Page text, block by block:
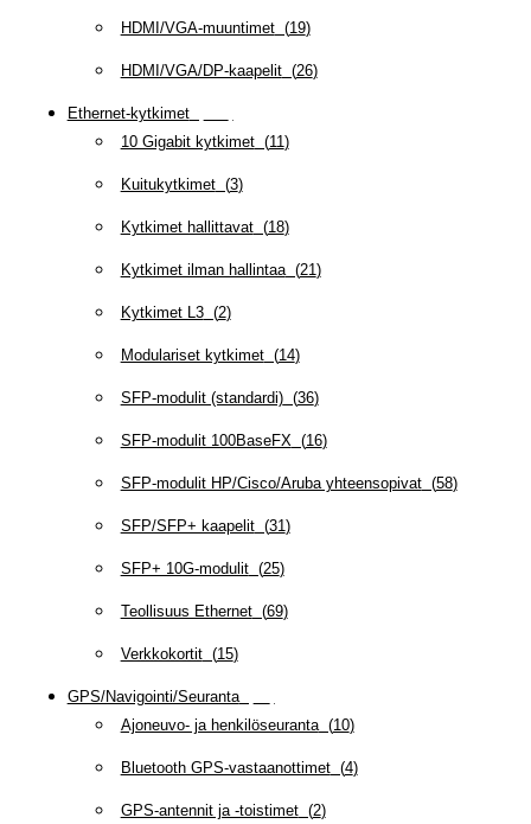
HDMI/VGA-muuntimet(19)
HDMI/VGA/DP-kaapelit(26)
Ethernet-kytkimet(
10 Gigabit kytkimet(11)
Kuitukytkimet(3)
Kytkimet hallittavat(18)
Kytkimet ilman hallintaa(21)
Kytkimet L3(2)
Modulariset kytkimet(14)
SFP-modulit (standardi)(36)
SFP-modulit 100BaseFX(16)
SFP-modulit HP/Cisco/Aruba yhteensopivat(58)
SFP/SFP+ kaapelit(31)
SFP+ 10G-modulit(25)
Teollisuus Ethernet(69)
Verkkokortit(15)
GPS/Navigointi/Seuranta(
Ajoneuvo- ja henkilöseuranta(10)
Bluetooth GPS-vastaanottimet(4)
GPS-antennit ja -toistimet(2)